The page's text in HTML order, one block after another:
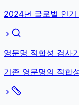
2024년 글로벌 인
영문명 적합성 검사
기존 영문명의 적합